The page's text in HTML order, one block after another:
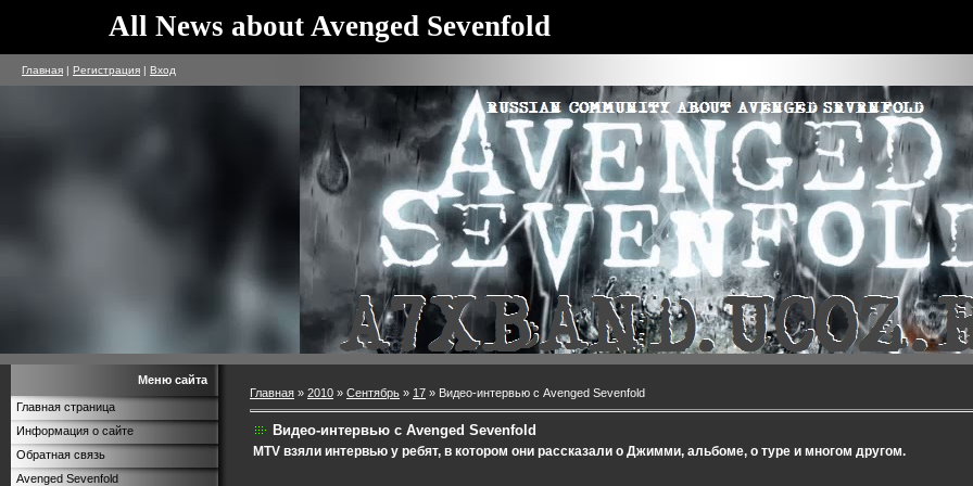
All News about Avenged Sevenfold
Главная | Регистрация | Вход
Меню сайта
Главная страница
Информация о сайте
Обратная связь
Avenged Sevenfold
Главная » 2010 » Сентябрь » 17 » Видео-интервью с Avenged Sevenfold
Видео-интервью с Avenged Sevenfold
MTV взяли интервью у ребят, в котором они рассказали о Джимми, альбоме, о туре и многом другом.